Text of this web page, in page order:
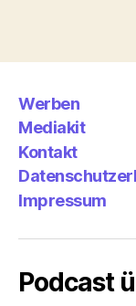
Werben
Mediakit
Kontakt
Impressum
Podcast